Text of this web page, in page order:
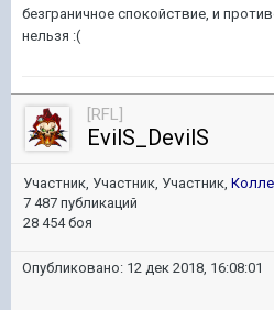
безграничное спокойствие, и
нельзя :(
[RFL]
EvilS_DevilS
Участник, Участник, Участник,
7 487 публикаций
28 454 боя
Опубликовано: 12 дек 2018, 16:08:01